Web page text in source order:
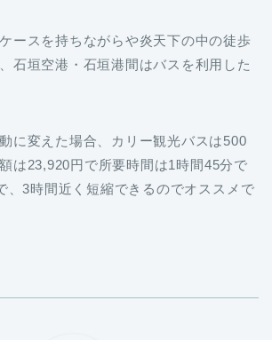
ースを持ちながらや炎天下の中の徒歩
石垣空港・石垣港間はバスを利用した
に変えた場合、カリー観光バスは500
は23,920円で所要時間は1時間45分で
、3時間近く短縮できるのでオススメで